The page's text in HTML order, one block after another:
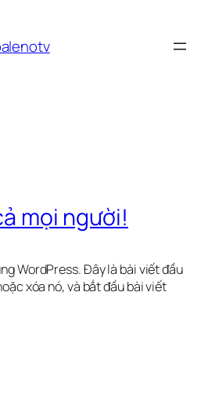
mọi người!
WordPress. Đây là bài viết đầu
xóa nó, và bắt đầu bài viết